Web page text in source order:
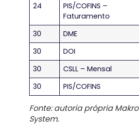
24
PIS/COFINS –
Faturamento
30 DME
30
DOI
30
CSLL – Mensal
30
PIS/COFINS
Fonte: autoria própria Makro
System.